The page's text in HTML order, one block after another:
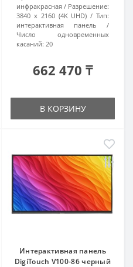
инфракрасная
Разрешение:
3840 x 2160 (4K UHD)
Тип:
интерактивная панель
Число одновременных
касаний: 20
662 470 ₸
В КОРЗИНУ
Интерактивная панель
DigiTouch V100-86 черный